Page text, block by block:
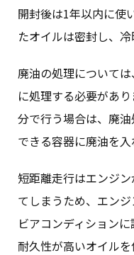
開封後は1年以内に使
たオイルは密封し、冷
廃油の処理について
に処理する必要があ
分で行う場合は、廃
できる容器に廃油を入
短距離走行はエンジ
てしまうため、エン
ビアコンディション
耐久性が高いオイル